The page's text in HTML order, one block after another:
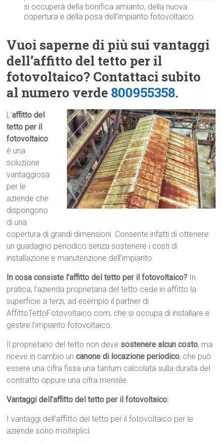
si occuperà della bonifica amianto, della nuova
copertura e della posa dell’impianto fotovoltaico.
Vuoi saperne di più sui vantaggi
dell’affitto del tetto per il
fotovoltaico? Contattaci subito
al numero verde 800955358.
L’affitto del
tetto per il
fotovoltaico
è una
soluzione
vantaggiosa
per le
aziende che
dispongono
di una
copertura di grandi dimensioni. Consente infatti di ottenere
un guadagno periodico senza sostenere i costi di
installazione e manutenzione dell’impianto.
In cosa consiste l’affitto del tetto per il fotovoltaico? In
pratica, l’azienda proprietaria del tetto cede in affitto la
superficie a terzi, ad esempio il partner di
AffittoTettoFotovoltaico.com, che si occupa di installare e
gestire l’impianto fotovoltaico.
Il proprietario del tetto non deve sostenere alcun costo, ma
riceve in cambio uncanone di locazione periodico, che può
essere una cifra fissa una tantum calcolata sulla durata del
contratto oppure una cifra mensile.
Vantaggi dell’affitto del tetto per il fotovoltaico:
I vantaggi dell’affitto del tetto per il fotovoltaico per le
aziende sono molteplici: